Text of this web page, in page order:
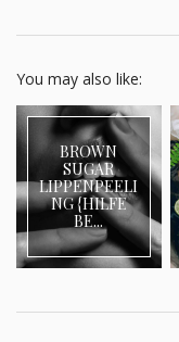
You may also like:
BROWN
SUGAR
LIPPENPEELI
NG {HILFE
BE...